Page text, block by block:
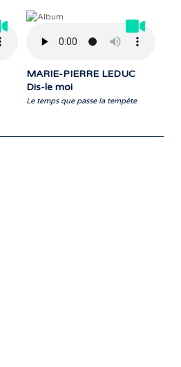
MARIE-PIERRE LEDUC
Dis-le moi
Le temps que passe la tempête